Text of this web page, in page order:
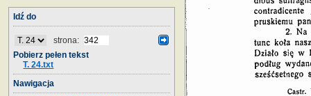
Idź do
strona:
Pobierz pełen tekst
T. 24.txt
Nawigacja